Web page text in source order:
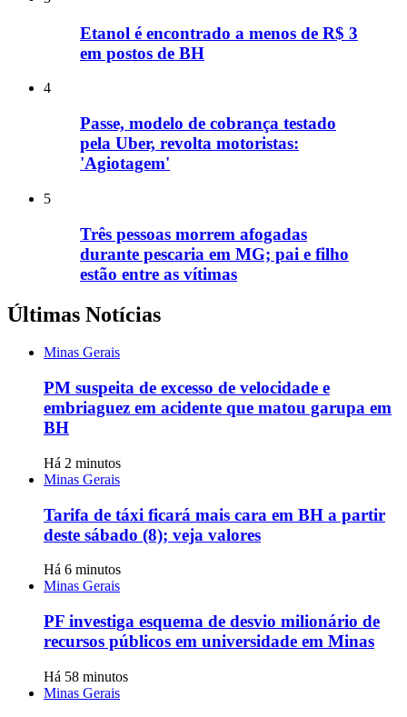
Etanol é encontrado a menos de R$ 3
em postos de BH
4
Passe, modelo de cobrança testado
pela Uber, revolta motoristas:
'Agiotagem'
5
Três pessoas morrem afogadas
durante pescaria em MG; pai e filho
estão entre as vítimas
Últimas Notícias
Minas Gerais
PM suspeita de excesso de velocidade e
embriaguez em acidente que matou garupa em
BH
Há 2 minutos
Minas Gerais
Tarifa de táxi ficará mais cara em BH a partir
deste sábado (8); veja valores
Há 6 minutos
Minas Gerais
PF investiga esquema de desvio milionário de
recursos públicos em universidade em Minas
Há 58 minutos
Minas Gerais